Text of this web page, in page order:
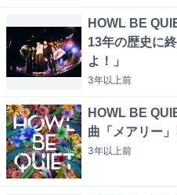
HOWL BE
13年の歴史に
よ！」
3年以上前
HOWL BE
曲「メアリー
3年以上前